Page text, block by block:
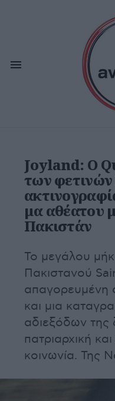
Joyland: Ο
των
μα αθέατου
Πακιστάν
Το μεγάλου
Πακιστανού
απαγορευμένη
και μια
αδιεξόδων της
πατριαρχική
κοινωνία. Της